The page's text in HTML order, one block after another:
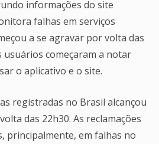
informações do site
falhas em serviços
a se agravar por volta das
usuários começaram a notar
o aplicativo e o site.
registradas no Brasil alcançou
das 22h30. As reclamações
principalmente, em falhas no